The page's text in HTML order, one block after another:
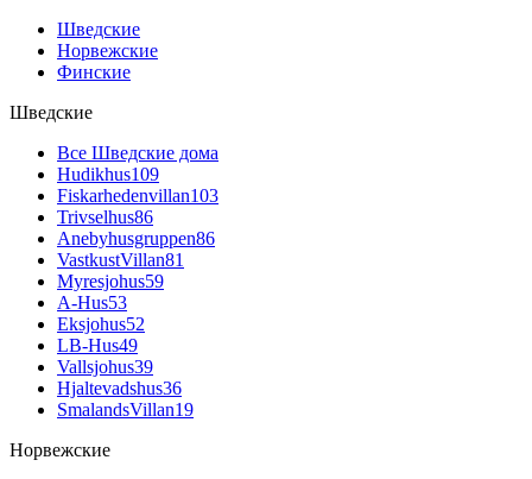
Шведские
Норвежские
Финские
Шведские
Все Шведские дома
Hudikhus109
Fiskarhedenvillan103
Trivselhus86
Anebyhusgruppen86
VastkustVillan81
Myresjohus59
A-Hus53
Eksjohus52
LB-Hus49
Vallsjohus39
Hjaltevadshus36
SmalandsVillan19
Норвежские